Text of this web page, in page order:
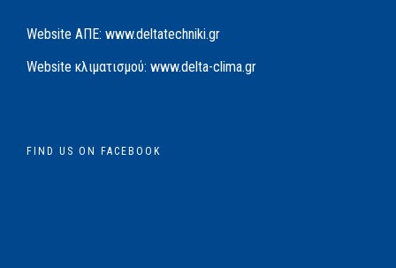
Website AΠΕ: www.deltatechniki.gr
Website κλιματισμού: www.delta-clima.gr
FIND US ON FACEBOOK